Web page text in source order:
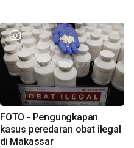
FOTO - Pengungkapan
kasus peredaran obat ilegal
di Makassar